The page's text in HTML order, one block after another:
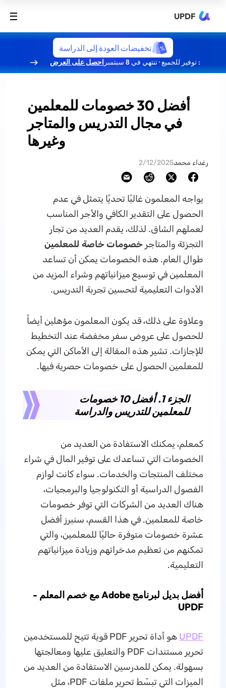
UPDF
تخفيضات العودة إلى الدراسة
: توفير للجميع · تنتهي في 8 سبتمبر احصل على العرض
أفضل 30 خصومات للمعلمين
في مجال التدريس والمتاجر
وغيرها
رغداء محمد2/12/2025
يواجه المعلمون غالبًا تحديًا يتمثل في عدم
الحصول على التقدير الكافي والأجر المناسب
لعملهم الشاق. لذلك، يقدم العديد من تجار
التجزئة والمتاجر خصومات خاصة للمعلمين
طوال العام. هذه الخصومات يمكن أن تساعد
المعلمين في توسيع ميزانياتهم وشراء المزيد من
الأدوات التعليمية لتحسين تجربة التدريس.
وعلاوة على ذلك، قد يكون المعلمون مؤهلين أيضاً
للحصول على عروض سفر مخفضة عند التخطيط
للإجازات. تشير هذه المقالة إلى الأماكن التي يمكن
للمعلمين الحصول على خصومات حصرية فيها.
الجزء 1. أفضل 10 خصومات
للمعلمين للتدريس والدراسة
كمعلم، يمكنك الاستفادة من العديد من
الخصومات التي تساعدك على توفير المال في شراء
مختلف المنتجات والخدمات. سواء كانت لوازم
الفصول الدراسية أو التكنولوجيا والبرمجيات،
هناك العديد من الشركات التي توفر خصومات
خاصة للمعلمين. في هذا القسم، سنبرز أفضل
عشرة خصومات متوفرة حاليًا للمعلمين، والتي
تمكنهم من تعظيم مدخراتهم وزيادة ميزانياتهم
التعليمية.
أفضل بديل لبرنامج Adobe مع خصم المعلم -
UPDF
UPDF
هو أداة تحرير PDF قوية تتيح للمستخدمين
تحرير مستندات PDF والتعليق عليها ومعالجتها
بسهولة. يمكن للمدرسين الاستفادة من العديد من
الميزات التي تبسّط تحرير ملفات PDF، مثل